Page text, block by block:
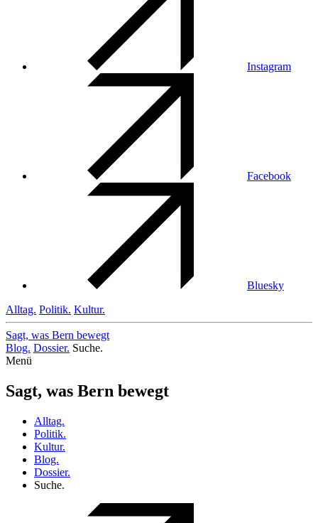
Instagram
Facebook
Bluesky
Alltag. Politik. Kultur.
Sagt, was Bern bewegt
Blog. Dossier. Suche.
Menü
Sagt, was Bern bewegt
Alltag.
Politik.
Kultur.
Blog.
Dossier.
Suche.